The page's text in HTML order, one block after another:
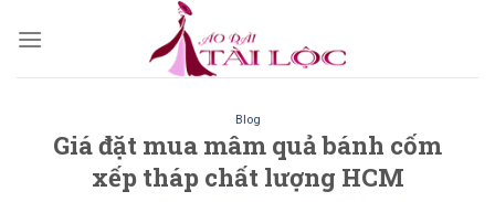
Blog
Giá đặt mua mâm quả bánh cốm
xếp tháp chất lượng HCM